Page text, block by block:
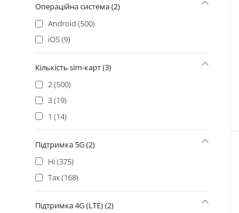
Samsung Exynos 2400 (11)
Unisoc Tiger T7250 (11)
MediaTek Helio G100 (10)
MediaTek Helio G81 Ultimate (8)
Qualcomm Snapdragon 8 Gen 3 (7)
MediaTek Dimensity 9500s (6)
Операційна система (2)
Android (500)
iOS (9)
Кількість sim-карт (3)
2 (500)
3 (19)
1 (14)
Підтримка 5G (2)
Ні (375)
Так (168)
Підтримка 4G (LTE) (2)